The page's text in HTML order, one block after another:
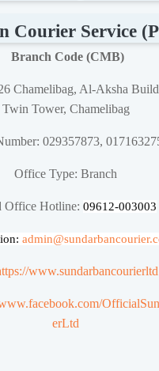
Courier Service
Branch Code (CMB)
Chamelibag, Al-Aksha
Twin Tower, Chamelibag
029357873,
Office Type: Branch
Office Hotline: 09612-003003
admin
erLtd